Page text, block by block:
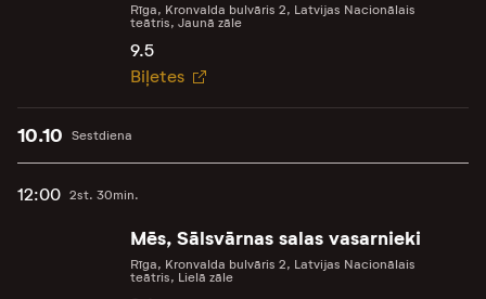
Rīga, Kronvalda bulvāris 2, Latvijas Nacionālais
teātris, Jaunā zāle
9.5
Biļetes
Sestdiena
10.10
12:00 2st. 30min.
Mēs, Sālsvārnas salas vasarnieki
Rīga, Kronvalda bulvāris 2, Latvijas Nacionālais
teātris, Lielā zāle